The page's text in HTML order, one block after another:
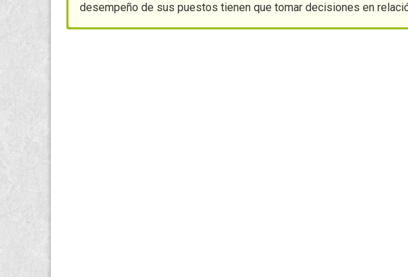
desempeño de sus puestos tienen que tomar decisiones en